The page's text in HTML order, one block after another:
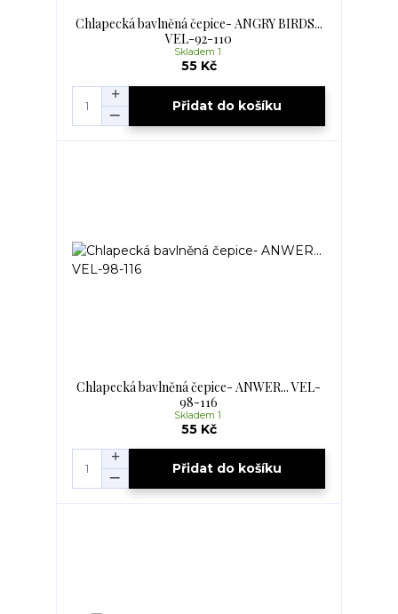
Chlapecká bavlněná čepice- ANGRY BIRDS...
VEL-92-110
55 Kč
Skladem 1
Přidat do košíku
Chlapecká bavlněná čepice- ANWER... VEL-
98-116
55 Kč
Skladem 1
Přidat do košíku